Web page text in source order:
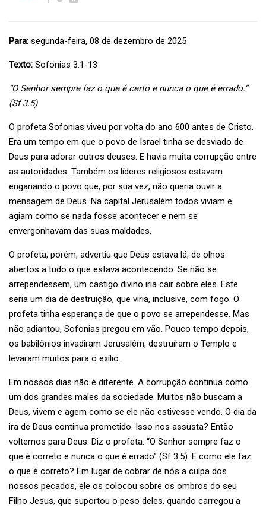
Para: segunda-feira, 08 de dezembro de 2025
Texto: Sofonias 3.1-13
“O Senhor sempre faz o que é certo e nunca o que é errado.”
(Sf 3.5)
O profeta Sofonias viveu por volta do ano 600 antes de Cristo.
Era um tempo em que o povo de Israel tinha se desviado de
Deus para adorar outros deuses. E havia muita corrupção entre
as autoridades. Também os líderes religiosos estavam
enganando o povo que, por sua vez, não queria ouvir a
mensagem de Deus. Na capital Jerusalém todos viviam e
agiam como se nada fosse acontecer e nem se
envergonhavam das suas maldades.
O profeta, porém, advertiu que Deus estava lá, de olhos
abertos a tudo o que estava acontecendo. Se não se
arrependessem, um castigo divino iria cair sobre eles. Este
seria um dia de destruição, que viria, inclusive, com fogo. O
profeta tinha esperança de que o povo se arrependesse. Mas
não adiantou, Sofonias pregou em vão. Pouco tempo depois,
os babilônios invadiram Jerusalém, destruíram o Templo e
levaram muitos para o exílio.
Em nossos dias não é diferente. A corrupção continua como
um dos grandes males da sociedade. Muitos não buscam a
Deus, vivem e agem como se ele não estivesse vendo. O dia da
ira de Deus continua prometido. Isso nos assusta? Então
voltemos para Deus. Diz o profeta: “O Senhor sempre faz o
que é correto e nunca o que é errado” (Sf 3.5). E como ele faz
o que é correto? Em lugar de cobrar de nós a culpa dos
nossos pecados, ele os colocou sobre os ombros do seu
Filho Jesus, que suportou o peso deles, quando carregou a